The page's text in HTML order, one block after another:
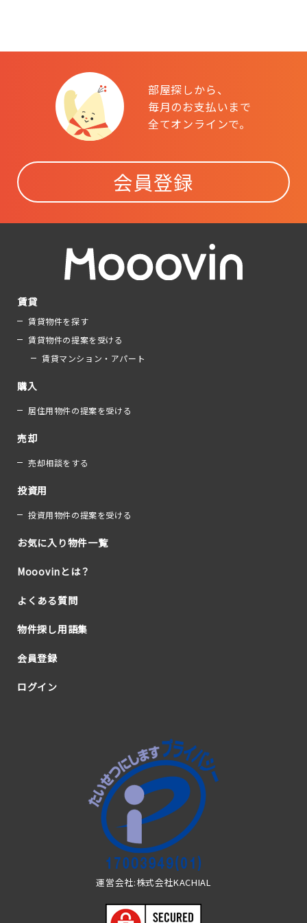
部屋探しから、
毎月のお支払いまで
全てオンラインで。
会員登録
賃貸
賃貸物件を探す
賃貸物件の提案を受ける
賃貸マンション・アパート
購入
居住用物件の提案を受ける
売却
売却相談をする
投資用
投資用物件の提案を受ける
お気に入り物件一覧
Mooovinとは？
よくある質問
物件探し用語集
会員登録
ログイン
運営会社:株式会社KACHIAL